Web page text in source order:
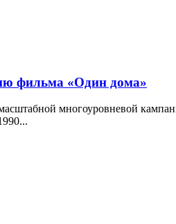
фильма «Один дома»
многоуровневой